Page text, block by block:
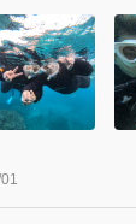
ばも最高に美
度チャレンジ
潜れなかったけ